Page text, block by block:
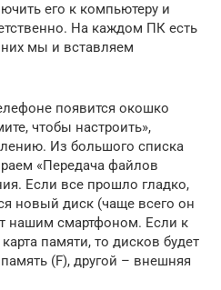
его к компьютеру и
На каждом ПК есть
мы и вставляем
появится окошко
чтобы настроить»,
Из большого списка
«Передача файлов
Если все прошло гладко,
новый диск (чаще всего он
нашим смартфоном. Если к
памяти, то дисков будет
(F), другой – внешняя